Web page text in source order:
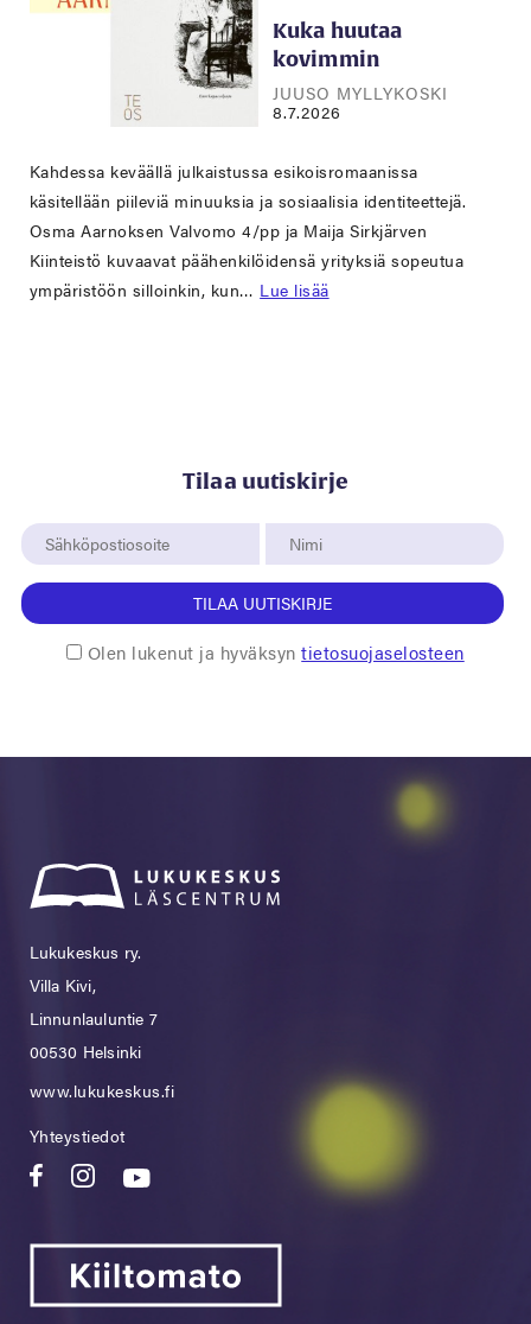
Kuka huutaa
kovimmin
JUUSO MYLLYKOSKI
8.7.2026
Kahdessa keväällä julkaistussa esikoisromaanissa
käsitellään piileviä minuuksia ja sosiaalisia identiteettejä.
Osma Aarnoksen Valvomo 4/pp ja Maija Sirkjärven
Kiinteistö kuvaavat päähenkilöidensä yrityksiä sopeutua
ympäristöön silloinkin, kun… Lue lisää
Tilaa uutiskirje
TILAA UUTISKIRJE
Olen lukenut ja hyväksyntietosuojaselosteen
Lukukeskus ry.
Villa Kivi,
Linnunlauluntie 7
00530 Helsinki
www.lukukeskus.fi
Yhteystiedot